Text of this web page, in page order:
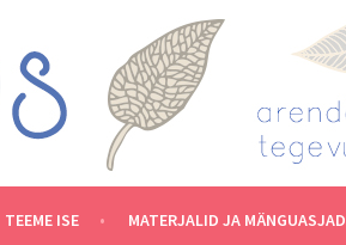
TEEME ISE MATERJALID JA MÄNGUASJAD